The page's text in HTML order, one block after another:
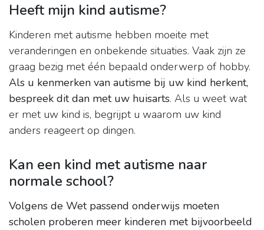
Heeft mijn kind autisme?
Kinderen met autisme hebben moeite met
veranderingen en onbekende situaties. Vaak zijn ze
graag bezig met één bepaald onderwerp of hobby.
Als u kenmerken van autisme bij uw kind herkent,
bespreek dit dan met uw huisarts. Als u weet wat
er met uw kind is, begrijpt u waarom uw kind
anders reageert op dingen.
Kan een kind met autisme naar
normale school?
Volgens de Wet passend onderwijs moeten
scholen proberen meer kinderen met bijvoorbeeld